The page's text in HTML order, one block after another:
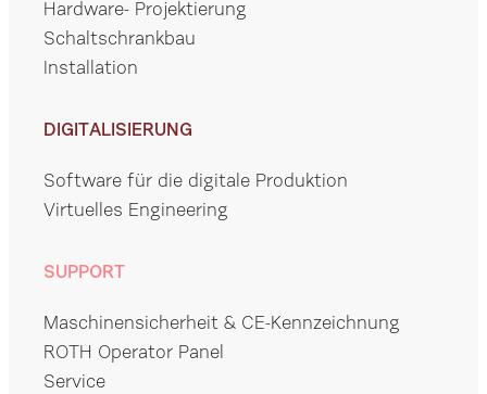
Hardware- Projektierung
Schaltschrankbau
Installation
DIGITALISIERUNG
Software für die digitale Produktion
Virtuelles Engineering
SUPPORT
Maschinensicherheit & CE-Kennzeichnung
ROTH Operator Panel
Service